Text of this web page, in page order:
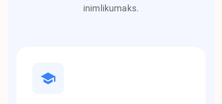
inimlikumaks.